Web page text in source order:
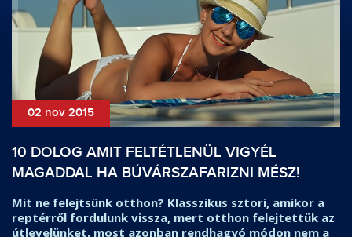
02 nov 2015
10 DOLOG AMIT FELTÉTLENÜL VIGYÉL
MAGADDAL HA BÚVÁRSZAFARIZNI MÉSZ!
Mit ne felejtsünk otthon? Klasszikus sztori, amikor a
reptérről fordulunk vissza, mert otthon felejtettük az
útlevelünket, most azonban rendhagyó módon nem a